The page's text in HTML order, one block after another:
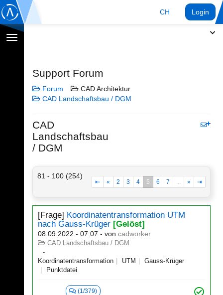
CH Login
Navigation
Support Forum
Forum
CAD Architektur
CAD Landschaftsbau / DGM
CAD
Landschaftsbau
/ DGM
81 - 100 (254)
⇤ « 2 3 4 5 6 7 ... » ⇥
[Frage] Koordinatentransformation UTM
nach Gauss-Krüger [Gelöst]
08.09.2022 - 07:07 - von cadworker
CAD Landschaftsbau / DGM
Koordinatentransformation UTM
Gauss-Krüger
Punktdatei
(1/379)